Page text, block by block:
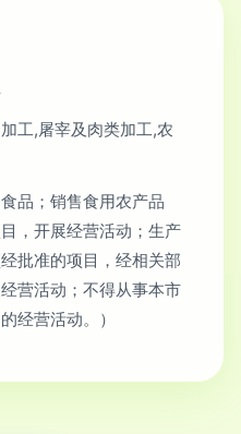
工,屠宰及肉类加工,农
品；销售食用农产品
，开展经营活动；生产
批准的项目，经相关部
营活动；不得从事本市
经营活动。）